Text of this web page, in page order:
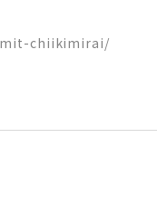
chiikimirai/